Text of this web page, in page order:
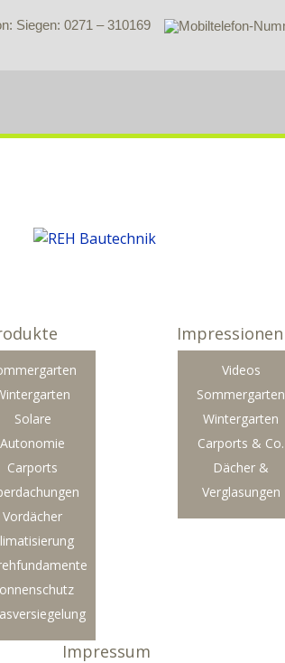
Siegen: 0271 – 310169
Solare
Autonomie
Carports
Vordächer
Impressionen
Videos
Sommergarten
Wintergarten
Carports & Co.
Dächer &
Verglasungen
Impressum